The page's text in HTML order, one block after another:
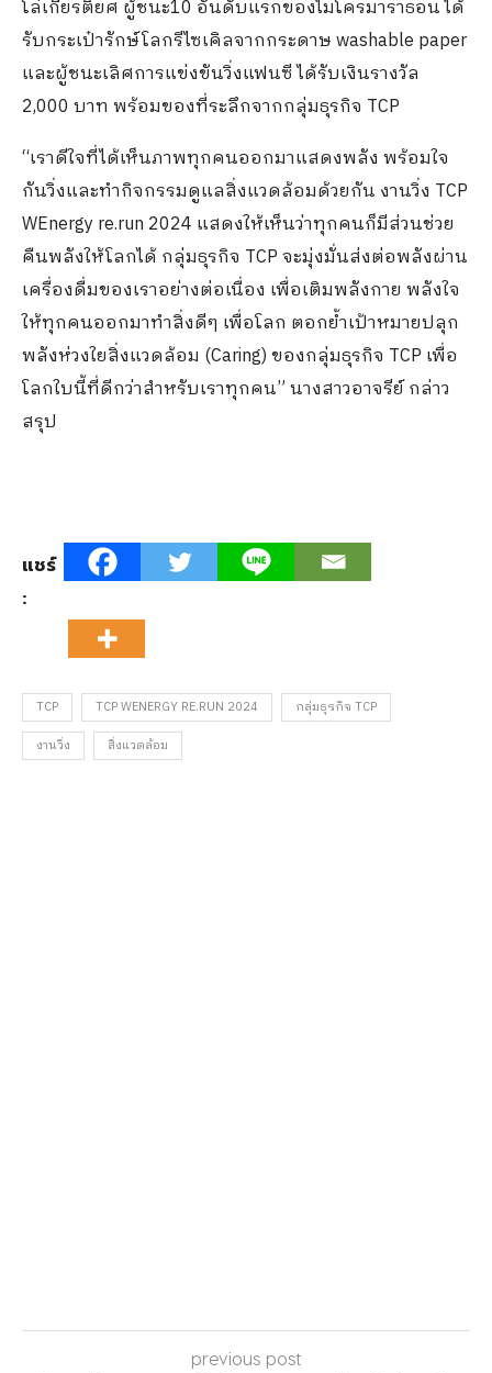
โล่เกียรติยศ ผู้ชนะ10 อันดับแรกของไมโครมาราธอน ได้
รับกระเป๋ารักษ์โลกรีไซเคิลจากกระดาษ washable paper
และผู้ชนะเลิศการแข่งขันวิ่งแฟนซี ได้รับเงินรางวัล
2,000 บาท พร้อมของที่ระลึกจากกลุ่มธุรกิจ TCP
“เราดีใจที่ได้เห็นภาพทุกคนออกมาแสดงพลัง พร้อมใจ
กันวิ่งและทำกิจกรรมดูแลสิ่งแวดล้อมด้วยกัน งานวิ่ง TCP
WEnergy re.run 2024 แสดงให้เห็นว่าทุกคนก็มีส่วนช่วย
คืนพลังให้โลกได้ กลุ่มธุรกิจ TCP จะมุ่งมั่นส่งต่อพลังผ่าน
เครื่องดื่มของเราอย่างต่อเนื่อง เพื่อเติมพลังกาย พลังใจ
ให้ทุกคนออกมาทำสิ่งดีๆ เพื่อโลก ตอกย้ำเป้าหมายปลุก
พลังห่วงใยสิ่งแวดล้อม (Caring) ของกลุ่มธุรกิจ TCP เพื่อ
โลกใบนี้ที่ดีกว่าสำหรับเราทุกคน” นางสาวอาจรีย์ กล่าว
สรุป
แชร์
:
TCP TCP WENERGY RE.RUN 2024
กลุ่มธุรกิจ TCP
งานวิ่ง
สิ่งแวดล้อม
previous post